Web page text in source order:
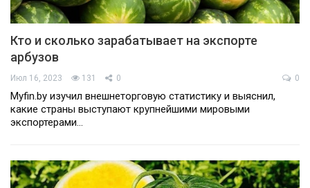
Кто и сколько зарабатывает на экспорте
арбузов
Июл 16, 2023 131 0 0
Myfin.by изучил внешнеторговую статистику и выяснил,
какие страны выступают крупнейшими мировыми
экспортерами…